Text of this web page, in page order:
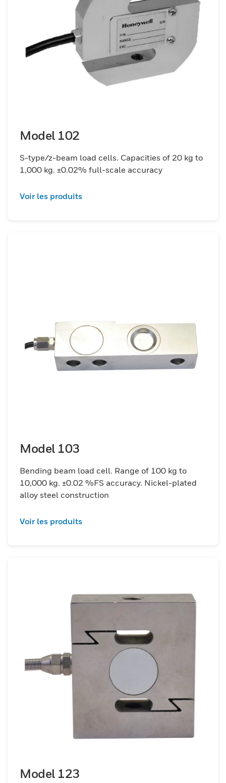
Model 102
S-type/z-beam load cells. Capacities of 20 kg to
1,000 kg. ±0.02% full-scale accuracy
Voir les produits
Model 103
Bending beam load cell. Range of 100 kg to
10,000 kg. ±0.02 %FS accuracy. Nickel-plated
alloy steel construction
Voir les produits
Model 123